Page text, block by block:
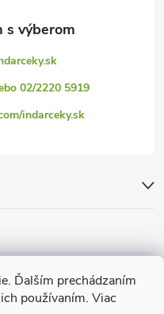
Ďalším prechádzaním
používaním. Viac
02/2220 5919
indarceky.sk